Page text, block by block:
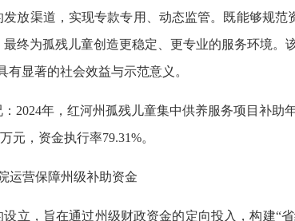
放渠道，实现专款专用、动态监管。既能够规
终为孤残儿童创造更稳定、更专业的服务环境
有显著的社会效益与示范意义。
2024年，红河州孤残儿童集中供养服务项目补助
元，资金执行率79.31%。
运营保障州级补助资金
立，旨在通过州级财政资金的定向投入，构建“